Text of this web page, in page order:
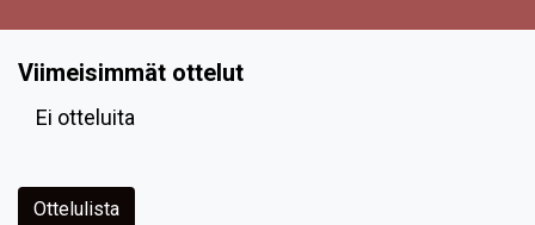
Viimeisimmät ottelut
Ei otteluita
Ottelulista